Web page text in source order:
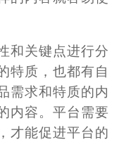
和关键点进行分
特质，也都有自
需求和特质的内
内容。平台需要
才能促进平台的